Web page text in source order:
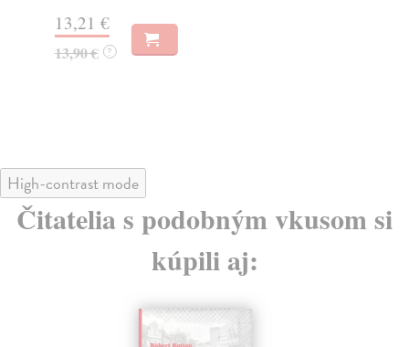
13,21 €
13,90 € ?
High-contrast mode
Čitatelia s podobným vkusom si
kúpili aj: